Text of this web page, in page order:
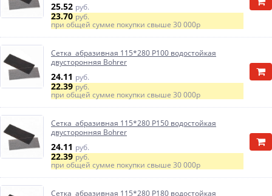
25.52 руб.
23.70руб.
при общей сумме покупки свыше 30 000р
Сетка абразивная 115*280 P100 водостойкая
двусторонняя Bohrer
24.11 руб.
22.39руб.
при общей сумме покупки свыше 30 000р
Сетка абразивная 115*280 P150 водостойкая
двусторонняя Bohrer
24.11 руб.
22.39руб.
при общей сумме покупки свыше 30 000р
Сетка абразивная 115*280 P180 водостойкая